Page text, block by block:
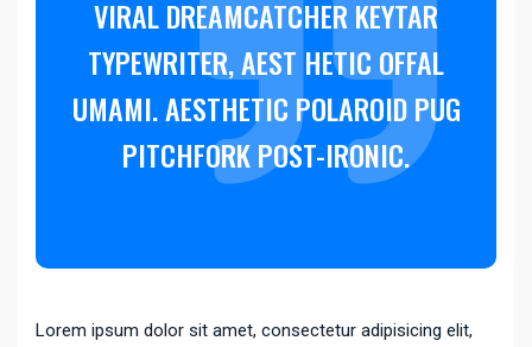
VIRAL DREAMCATCHER KEYTAR
TYPEWRITER, AEST HETIC OFFAL
UMAMI. AESTHETIC POLAROID PUG
PITCHFORK POST-IRONIC.
Lorem ipsum dolor sit amet, consectetur adipisicing elit,